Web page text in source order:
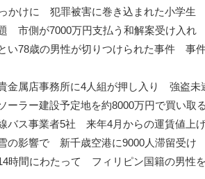
かけに 犯罪被害に巻き込まれた小学
市側が7000万円支払う和解案受け入れ
い78歳の男性が切りつけられた事件 事
金属店事務所に4人組が押し入り 強盗
ラー建設予定地を約8000万円で買い取
バス事業者5社 来年4月からの運賃値上
の影響で 新千歳空港に9000人滞留受
時間にわたって フィリピン国籍の男性